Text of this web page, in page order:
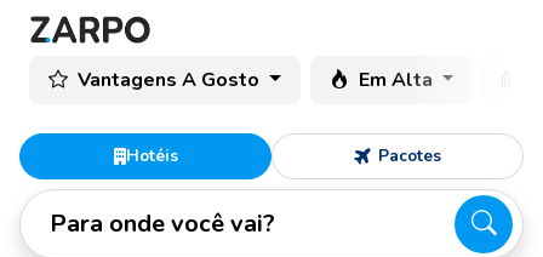
Vantagens A Gosto Em Alta
Hotéis Pacotes
Para onde você vai?